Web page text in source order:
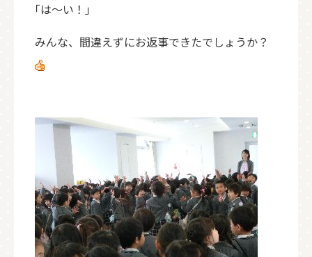
｢は～い！｣
みんな、間違えずにお返事できたでしょうか？